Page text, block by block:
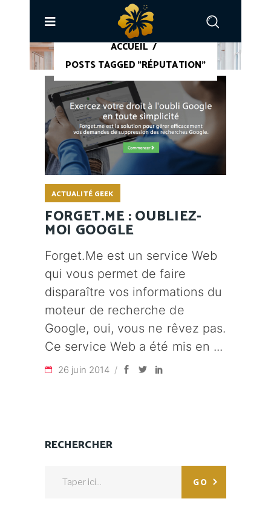
ACCUEIL /
POSTS TAGGED "RÉPUTATION"
ACTUALITÉ GEEK
FORGET.ME : OUBLIEZ-
MOI GOOGLE
Forget.Me est un service Web
qui vous permet de faire
disparaître vos informations du
moteur de recherche de
Google, oui, vous ne rêvez pas.
Ce service Web a été mis en
26 juin 2014
RECHERCHER
GO